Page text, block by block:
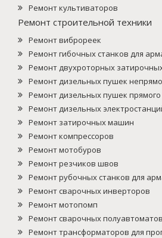
Ремонт культиваторов
Ремонт строительной техники
Ремонт виброреек
Ремонт гибочных станков для
Ремонт двухроторных
Ремонт дизельных пушек
Ремонт дизельных пушек прямого
Ремонт дизельных
Ремонт затирочных машин
Ремонт компрессоров
Ремонт мотобуров
Ремонт резчиков швов
Ремонт рубочных станков для
Ремонт сварочных инверторов
Ремонт мотопомп
Ремонт сварочных полуавтоматов
Ремонт трансформаторов для